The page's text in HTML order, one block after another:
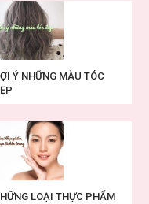
Ý NHỮNG MÀU TÓC
LOẠI THỰC PHẨM